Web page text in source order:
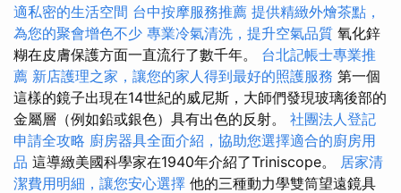
適私密的生活空間 台中按摩服務推薦 提供精緻外燴茶點，
為您的聚會增色不少 專業冷氣清洗，提升空氣品質 氧化鋅
糊在皮膚保護方面一直流行了數千年。 台北記帳士專業推
薦 新店護理之家，讓您的家人得到最好的照護服務 第一個
這樣的鏡子出現在14世紀的威尼斯，大師們發現玻璃後部的
金屬層（例如鉛或銀色）具有出色的反射。 社團法人登記
申請全攻略 廚房器具全面介紹，協助您選擇適合的廚房用
品 這導緻美國科學家在1940年介紹了Triniscope。 居家清
潔費用明細，讓您安心選擇 他的三種動力學雙筒望遠鏡具